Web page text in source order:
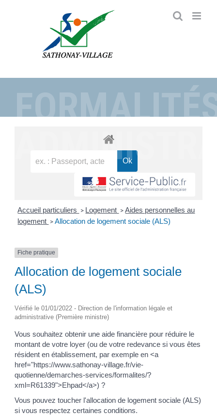
Accueil particuliers > Logement > Aides personnelles au
logement > Allocation de logement sociale (ALS)
Fiche pratique
Allocation de logement sociale
(ALS)
Vérifié le 01/01/2022 - Direction de l'information légale et
administrative (Première ministre)
Vous souhaitez obtenir une aide financière pour réduire le
montant de votre loyer (ou de votre redevance si vous êtes
résident en établissement, par exemple en <a
href="https://www.sathonay-village.fr/vie-
quotienne/demarches-services/formalites/?
xml=R61339">Ehpad</a>) ?
Vous pouvez toucher l'allocation de logement sociale (ALS)
si vous respectez certaines conditions.